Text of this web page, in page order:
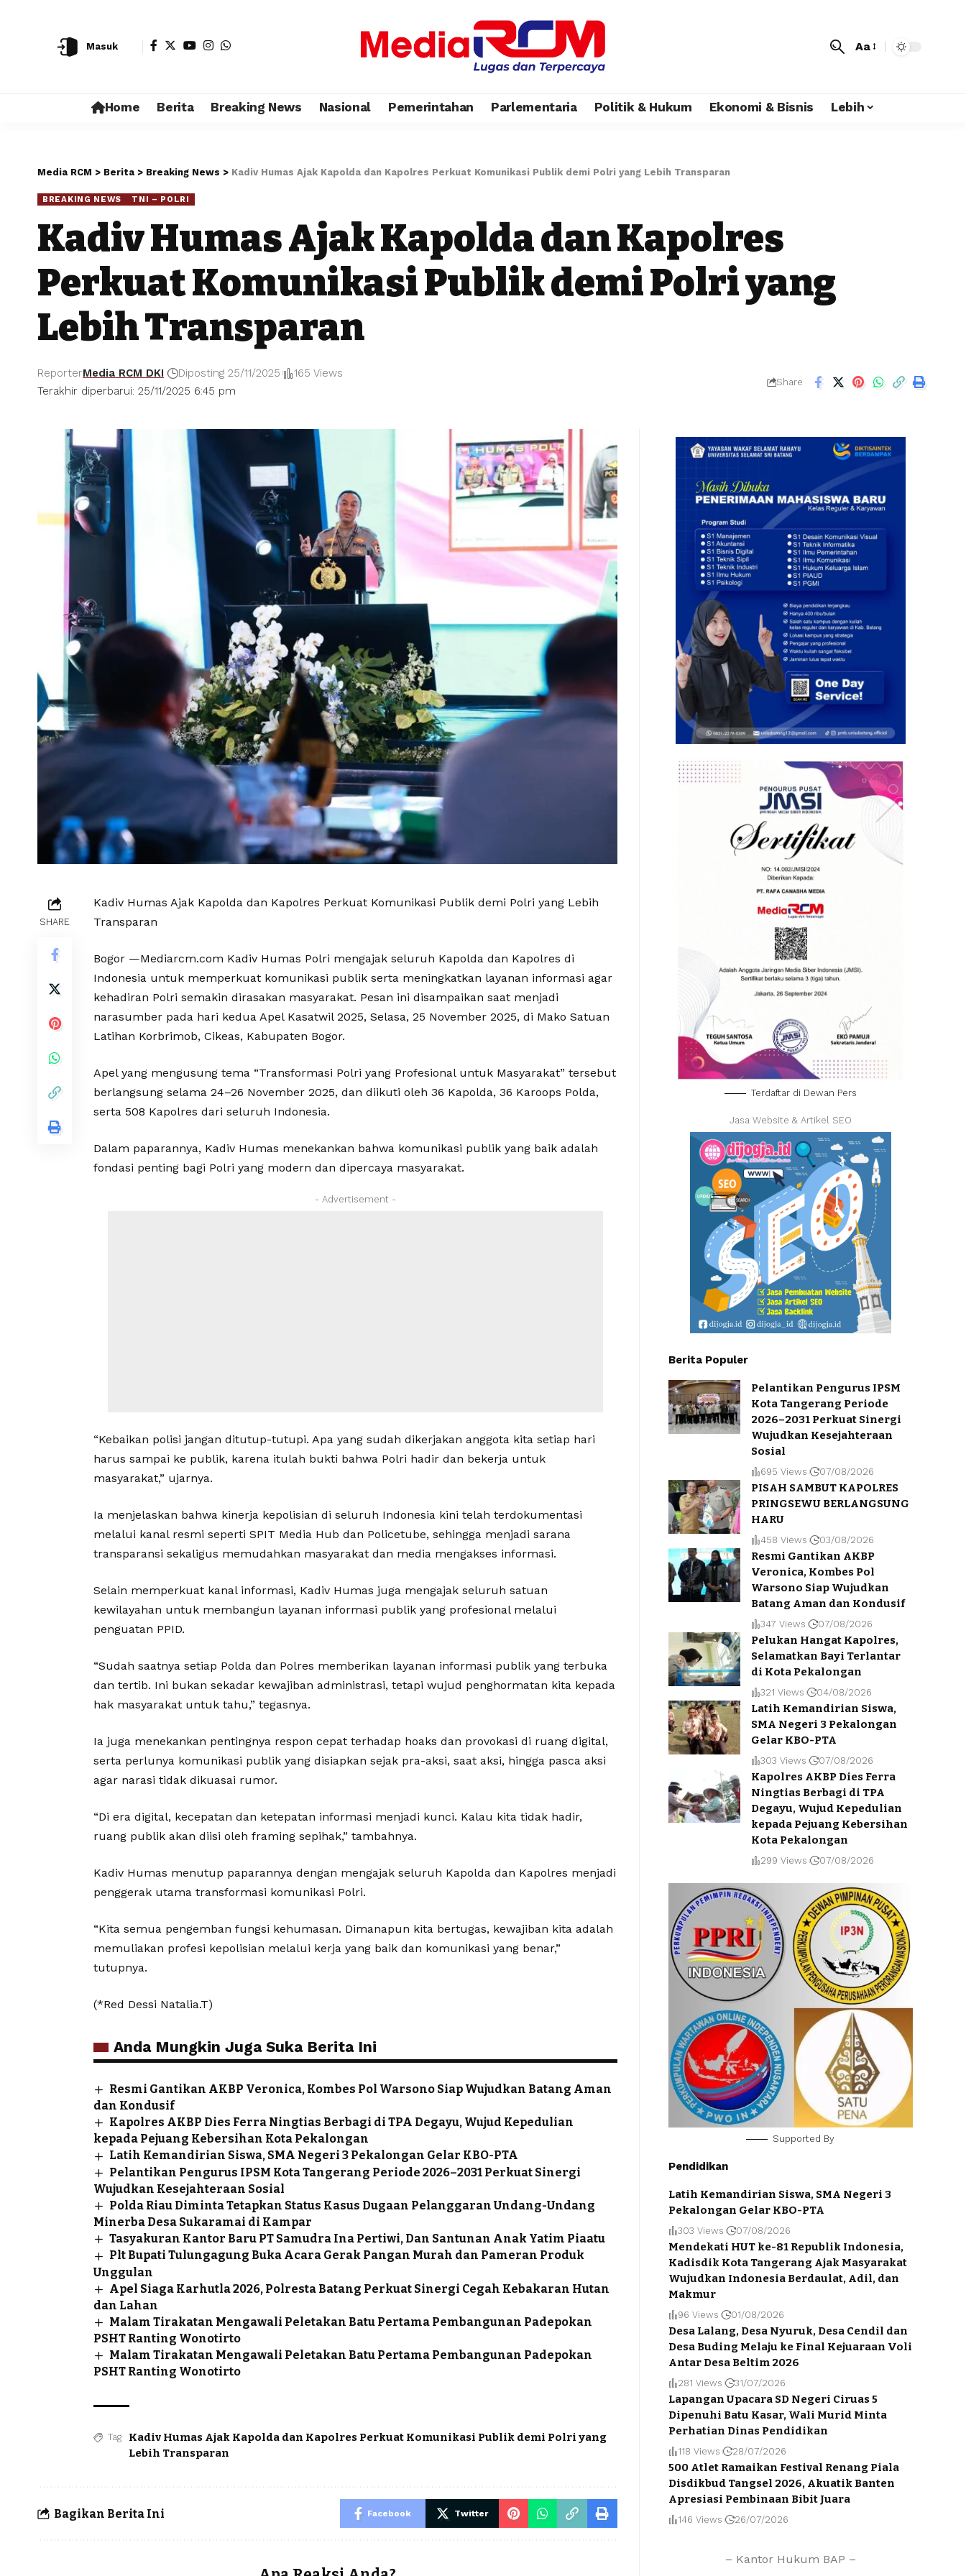
Masuk Aa
Home Berita Breaking News Nasional Pemerintahan Parlementaria Politik & Hukum Ekonomi & Bisnis Lebih
Media RCM > Berita > Breaking News > Kadiv Humas Ajak Kapolda dan Kapolres Perkuat Komunikasi Publik demi Polri yang Lebih Transparan
BREAKING NEWS TNI – POLRI
Kadiv Humas Ajak Kapolda dan Kapolres
Perkuat Komunikasi Publik demi Polri yang
Lebih Transparan
Terakhir diperbarui: 25/11/2025 6:45 pm
ReporterMedia RCM DKI Diposting 25/11/2025 165 Views
Share
SHARE
Kadiv Humas Ajak Kapolda dan Kapolres Perkuat Komunikasi Publik demi Polri yang Lebih
Transparan
Bogor —Mediarcm.com Kadiv Humas Polri mengajak seluruh Kapolda dan Kapolres di
Indonesia untuk memperkuat komunikasi publik serta meningkatkan layanan informasi agar
kehadiran Polri semakin dirasakan masyarakat. Pesan ini disampaikan saat menjadi
narasumber pada hari kedua Apel Kasatwil 2025, Selasa, 25 November 2025, di Mako Satuan
Latihan Korbrimob, Cikeas, Kabupaten Bogor.
Apel yang mengusung tema “Transformasi Polri yang Profesional untuk Masyarakat” tersebut
berlangsung selama 24–26 November 2025, dan diikuti oleh 36 Kapolda, 36 Karoops Polda,
serta 508 Kapolres dari seluruh Indonesia.
Dalam paparannya, Kadiv Humas menekankan bahwa komunikasi publik yang baik adalah
fondasi penting bagi Polri yang modern dan dipercaya masyarakat.
- Advertisement -
“Kebaikan polisi jangan ditutup-tutupi. Apa yang sudah dikerjakan anggota kita setiap hari
harus sampai ke publik, karena itulah bukti bahwa Polri hadir dan bekerja untuk
masyarakat,” ujarnya.
Ia menjelaskan bahwa kinerja kepolisian di seluruh Indonesia kini telah terdokumentasi
melalui kanal resmi seperti SPIT Media Hub dan Policetube, sehingga menjadi sarana
transparansi sekaligus memudahkan masyarakat dan media mengakses informasi.
Selain memperkuat kanal informasi, Kadiv Humas juga mengajak seluruh satuan
kewilayahan untuk membangun layanan informasi publik yang profesional melalui
penguatan PPID.
“Sudah saatnya setiap Polda dan Polres memberikan layanan informasi publik yang terbuka
dan tertib. Ini bukan sekadar kewajiban administrasi, tetapi wujud penghormatan kita kepada
hak masyarakat untuk tahu,” tegasnya.
Ia juga menekankan pentingnya respon cepat terhadap hoaks dan provokasi di ruang digital,
serta perlunya komunikasi publik yang disiapkan sejak pra-aksi, saat aksi, hingga pasca aksi
agar narasi tidak dikuasai rumor.
“Di era digital, kecepatan dan ketepatan informasi menjadi kunci. Kalau kita tidak hadir,
ruang publik akan diisi oleh framing sepihak,” tambahnya.
Kadiv Humas menutup paparannya dengan mengajak seluruh Kapolda dan Kapolres menjadi
penggerak utama transformasi komunikasi Polri.
“Kita semua pengemban fungsi kehumasan. Dimanapun kita bertugas, kewajiban kita adalah
memuliakan profesi kepolisian melalui kerja yang baik dan komunikasi yang benar,”
tutupnya.
(*Red Dessi Natalia.T)
Anda Mungkin Juga Suka Berita Ini
Resmi Gantikan AKBP Veronica, Kombes Pol Warsono Siap Wujudkan Batang Aman
dan Kondusif
Kapolres AKBP Dies Ferra Ningtias Berbagi di TPA Degayu, Wujud Kepedulian
kepada Pejuang Kebersihan Kota Pekalongan
Latih Kemandirian Siswa, SMA Negeri 3 Pekalongan Gelar KBO-PTA
Pelantikan Pengurus IPSM Kota Tangerang Periode 2026–2031 Perkuat Sinergi
Wujudkan Kesejahteraan Sosial
Polda Riau Diminta Tetapkan Status Kasus Dugaan Pelanggaran Undang-Undang
Minerba Desa Sukaramai di Kampar
Tasyakuran Kantor Baru PT Samudra Ina Pertiwi, Dan Santunan Anak Yatim Piaatu
Plt Bupati Tulungagung Buka Acara Gerak Pangan Murah dan Pameran Produk
Unggulan
Apel Siaga Karhutla 2026, Polresta Batang Perkuat Sinergi Cegah Kebakaran Hutan
dan Lahan
Malam Tirakatan Mengawali Peletakan Batu Pertama Pembangunan Padepokan
PSHT Ranting Wonotirto
Malam Tirakatan Mengawali Peletakan Batu Pertama Pembangunan Padepokan
PSHT Ranting Wonotirto
Tag
Kadiv Humas Ajak Kapolda dan Kapolres Perkuat Komunikasi Publik demi Polri yang
Lebih Transparan
Bagikan Berita Ini Facebook Twitter
Terdaftar di Dewan Pers
Jasa Website & Artikel SEO
Berita Populer
Pelantikan Pengurus IPSM
Kota Tangerang Periode
2026–2031 Perkuat Sinergi
Wujudkan Kesejahteraan
Sosial
695 Views 07/08/2026
PISAH SAMBUT KAPOLRES
PRINGSEWU BERLANGSUNG
HARU
458 Views 03/08/2026
Resmi Gantikan AKBP
Veronica, Kombes Pol
Warsono Siap Wujudkan
Batang Aman dan Kondusif
347 Views 07/08/2026
Pelukan Hangat Kapolres,
Selamatkan Bayi Terlantar
di Kota Pekalongan
321 Views 04/08/2026
Latih Kemandirian Siswa,
SMA Negeri 3 Pekalongan
Gelar KBO-PTA
303 Views 07/08/2026
Kapolres AKBP Dies Ferra
Ningtias Berbagi di TPA
Degayu, Wujud Kepedulian
kepada Pejuang Kebersihan
Kota Pekalongan
299 Views 07/08/2026
Supported By
Pendidikan
Latih Kemandirian Siswa, SMA Negeri 3
Pekalongan Gelar KBO-PTA
303 Views 07/08/2026
Mendekati HUT ke-81 Republik Indonesia,
Kadisdik Kota Tangerang Ajak Masyarakat
Wujudkan Indonesia Berdaulat, Adil, dan
Makmur
96 Views 01/08/2026
Desa Lalang, Desa Nyuruk, Desa Cendil dan
Desa Buding Melaju ke Final Kejuaraan Voli
Antar Desa Beltim 2026
281 Views 31/07/2026
Lapangan Upacara SD Negeri Ciruas 5
Dipenuhi Batu Kasar, Wali Murid Minta
Perhatian Dinas Pendidikan
118 Views 28/07/2026
500 Atlet Ramaikan Festival Renang Piala
Disdikbud Tangsel 2026, Akuatik Banten
Apresiasi Pembinaan Bibit Juara
146 Views 26/07/2026
– Kantor Hukum BAP –